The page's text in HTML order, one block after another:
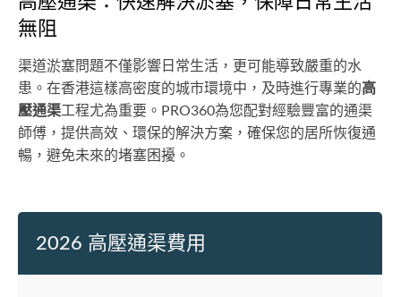
無阻
渠道淤塞問題不僅影響日常生活，更可能導致嚴重的水
患。在香港這樣高密度的城市環境中，及時進行專業的高
壓通渠工程尤為重要。PRO360為您配對經驗豐富的通渠
師傅，提供高效、環保的解決方案，確保您的居所恢復通
暢，避免未來的堵塞困擾。
2026 高壓通渠費用